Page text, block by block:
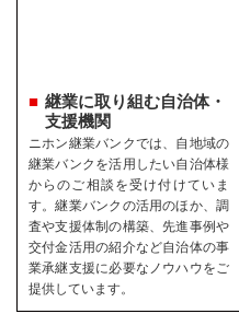
継業に取り組む自治体・
支援機関
ニホン継業バンクでは、自地域の
継業バンクを活用したい自治体様
からのご相談を受け付けていま
す。継業バンクの活用のほか、調
査や支援体制の構築、先進事例や
交付金活用の紹介など自治体の事
業承継支援に必要なノウハウをご
提供しています。